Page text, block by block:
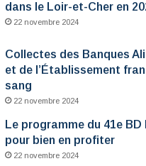
dans le Loir-et-Cher en
22 novembre 2024
Collectes des Banques
et de l’Établissement
sang
22 novembre 2024
Le programme du 41e BD
pour bien en profiter
22 novembre 2024